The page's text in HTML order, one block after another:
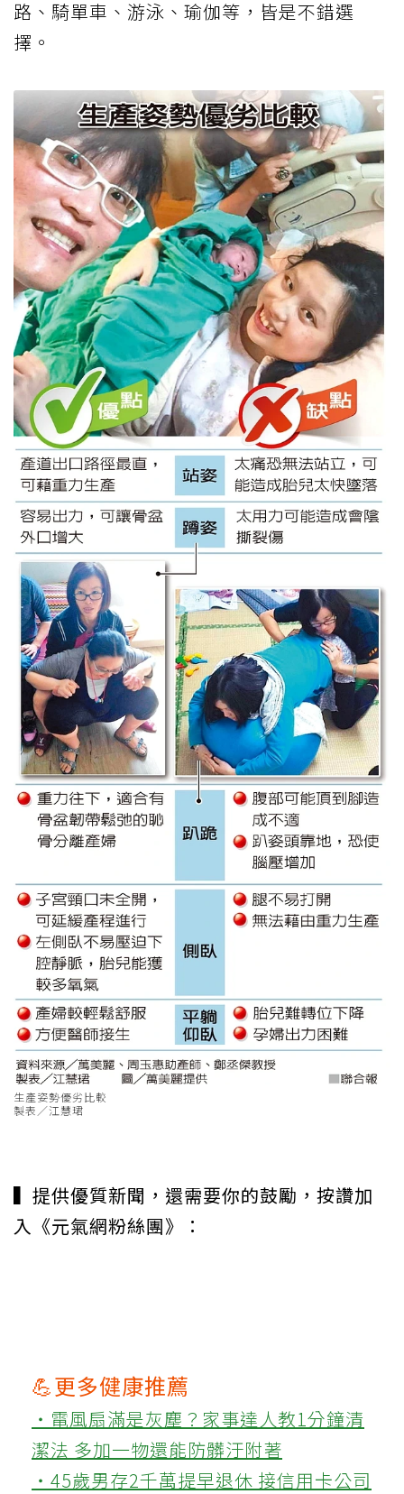
路、騎單車、游泳、瑜伽等，皆是不錯選
擇。
生產姿勢優劣比較
製表／江慧珺
▍提供優質新聞，還需要你的鼓勵，按讚加
入《元氣網粉絲團》：
💪更多健康推薦
‧電風扇滿是灰塵？家事達人教1分鐘清
潔法 多加一物還能防髒汙附著
‧45歲男存2千萬提早退休 接信用卡公司